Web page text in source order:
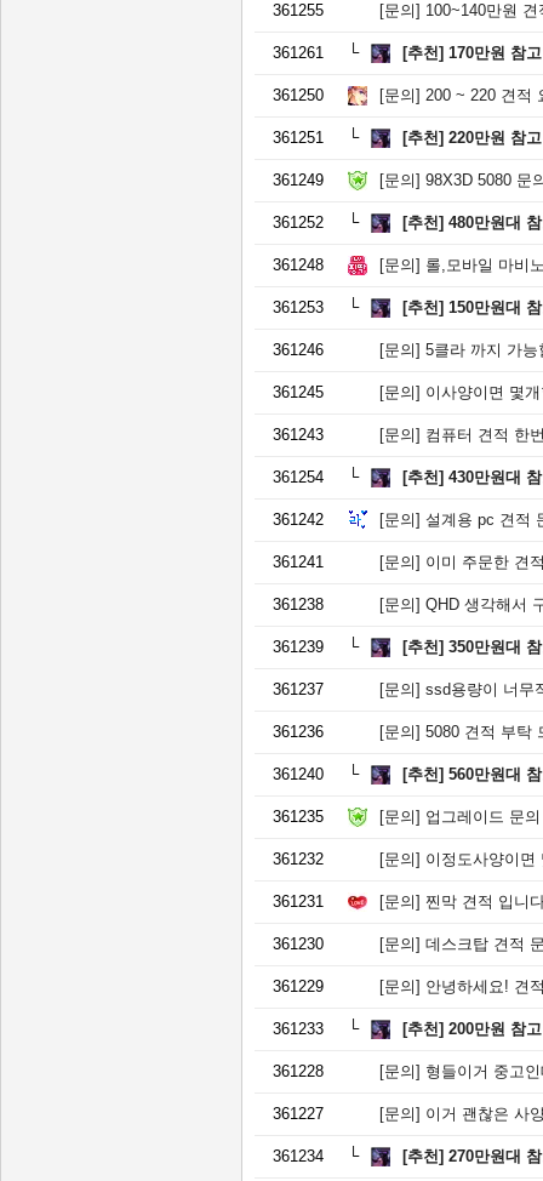
361255 [문의] 100~140만원
361261 [추천] 170만원 참
361250 [문의] 200 ~ 220 견적
361251 [추천] 220만원 참
361249 [문의] 98X3D 5080 문
361252 [추천] 480만원대
361248 [문의] 롤,모바일 마비노
361253 [추천] 150만원대
361246 [문의] 5클라 까지 가능
361245 [문의] 이사양이면 몇
361243 [문의] 컴퓨터 견적 한
361254 [추천] 430만원대
361242 [문의] 설계용 pc 견적
361241 [문의] 이미 주문한 견
361238 [문의] QHD 생각해서
361239 [추천] 350만원대
361237 [문의] ssd용량이 너무
361236 [문의] 5080 견적 부탁
361240 [추천] 560만원대
361235 [문의] 업그레이드 문의
361232 [문의] 이정도사양이면
361231 [문의] 찐막 견적 입니
361230 [문의] 데스크탑 견적
361229 [문의] 안녕하세요! 견
361233 [추천] 200만원 참
361228 [문의] 형들이거 중고
361227 [문의] 이거 괜찮은 사
361234 [추천] 270만원대